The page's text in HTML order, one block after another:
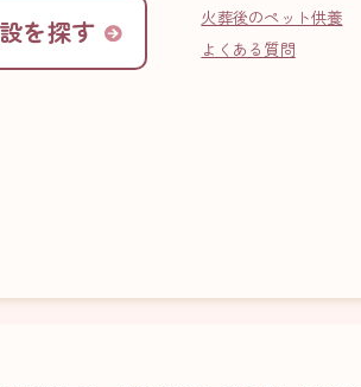
を探す 火葬後のペット供養
よくある質問
葬までに出来るこ